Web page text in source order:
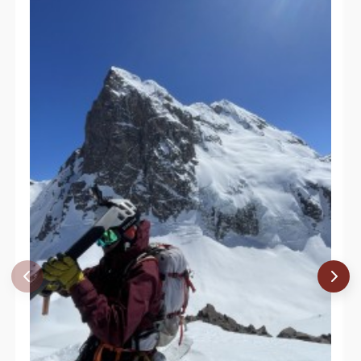
Hektor S A Monteiro
Álvaro Vivanco
20/11/05
David Valdés
Juan Francisco Bustos
Felipe Ochsenius
Javier Echecopar
22/01/05
Rodrigo Colipi
12/12/04
Andrés Guzmán, Roberto Olivares,
Rodrigo, Cristian
28/11/04
Daniel Sepulveda(Coloro), Nico Negro,
04/03/04 Miguel Barrios
23/11/03 Elvis Acevedo